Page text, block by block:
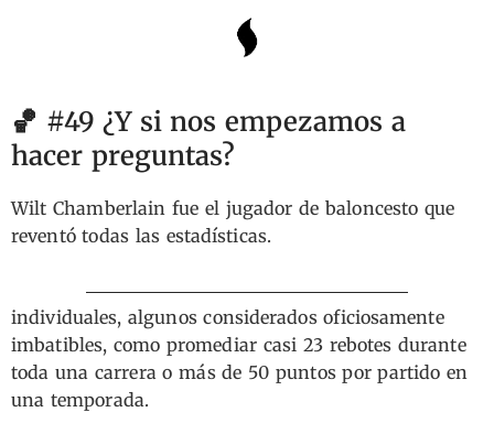
🏀 #49 ¿Y si nos empezamos a
hacer preguntas?
Wilt Chamberlain fue el jugador de baloncesto que
reventó todas las estadísticas.
De hecho, actualmente sigue manteniendo 68 récords
individuales, algunos considerados oficiosamente
imbatibles, como promediar casi 23 rebotes durante
toda una carrera o más de 50 puntos por partido en
una temporada.